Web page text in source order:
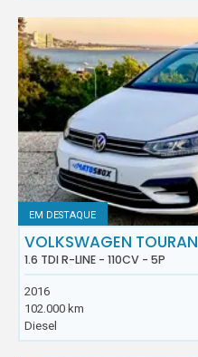
EM DESTAQUE
VOLKSWAGEN TOURAN
1.6 TDI R-LINE - 110CV - 5P
2016
102.000 km
Diesel